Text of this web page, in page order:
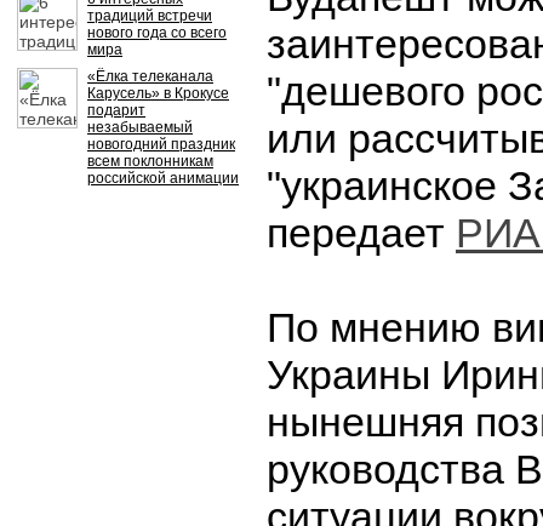
традиций встречи
нового года со всего
мира
«Ёлка телеканала
Карусель» в Крокусе
подарит
незабываемый
новогодний праздник
всем поклонникам
российской анимации
"дешевого
или
"украинское
передает РИА
По мнению
Украины
нынешняя
руководства
ситуации